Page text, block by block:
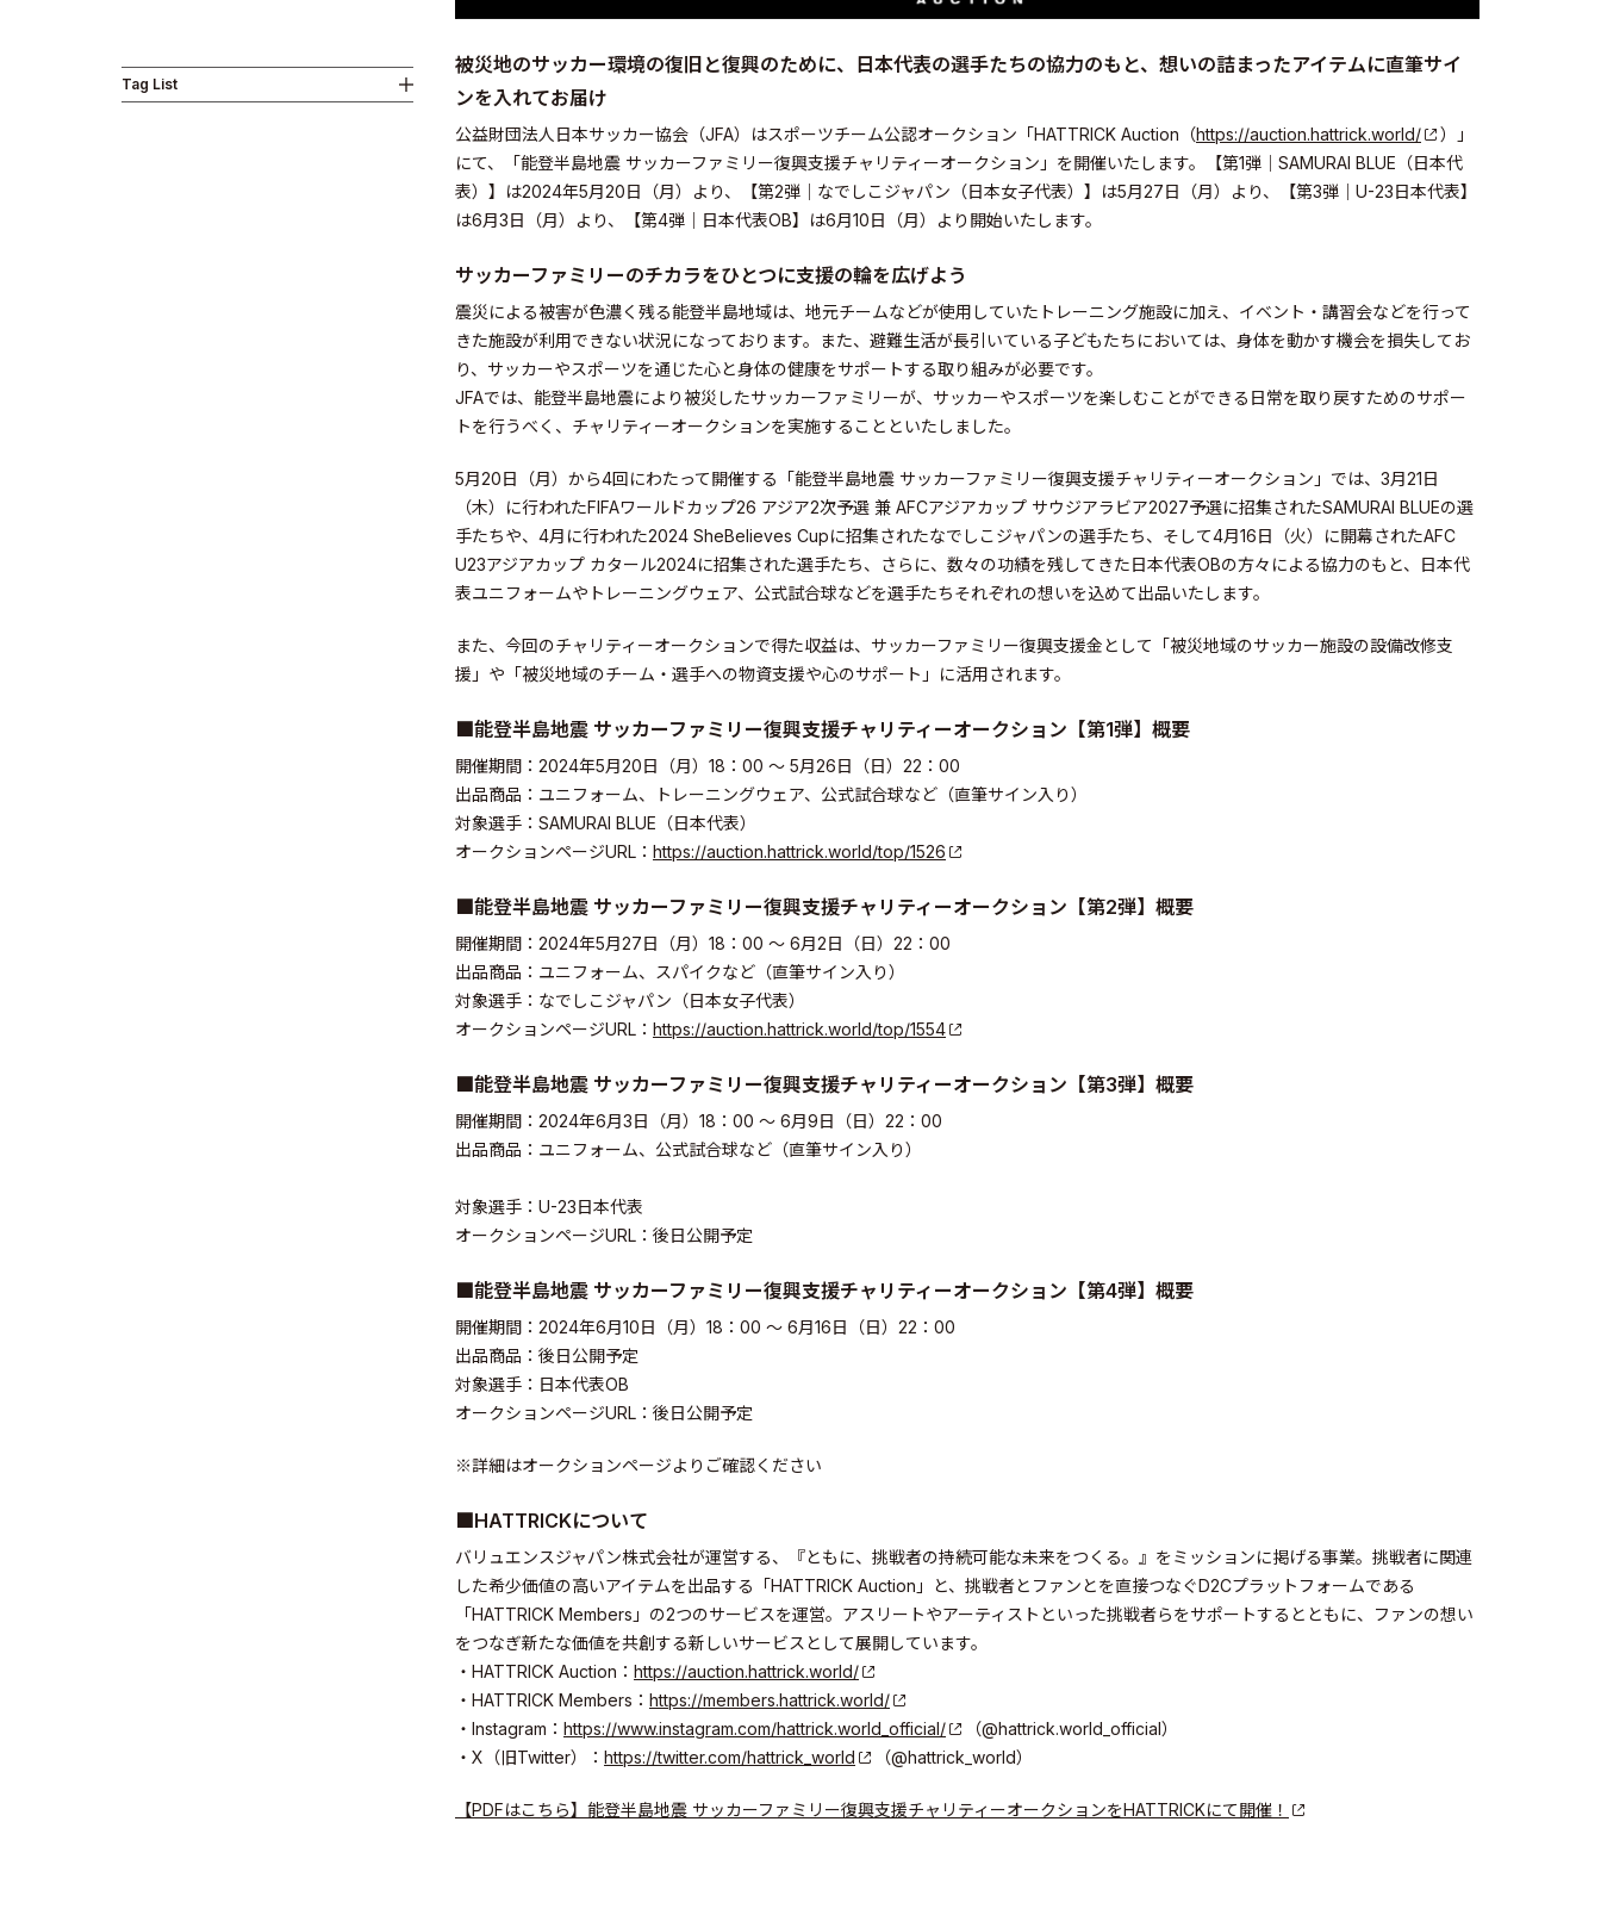
Business
Investor Relations
Sustainability
© Valuence Holdings Inc.
Tag List
被災地のサッカー環境の復旧と復興のために、日本代表の選手たちの協力のもと、想いの詰まったアイテムに直筆サイ
ンを入れてお届け
公益財団法人日本サッカー協会（JFA）はスポーツチーム公認オークション「HATTRICK Auction（https://auction.hattrick.world/
）」
にて、「能登半島地震 サッカーファミリー復興支援チャリティーオークション」を開催いたします。【第1弾｜SAMURAI BLUE（日本代
表）】は2024年5月20日（月）より、【第2弾｜なでしこジャパン（日本女子代表）】は5月27日（月）より、【第3弾｜U-23日本代表】
は6月3日（月）より、【第4弾｜日本代表OB】は6月10日（月）より開始いたします。
サッカーファミリーのチカラをひとつに支援の輪を広げよう
震災による被害が色濃く残る能登半島地域は、地元チームなどが使用していたトレーニング施設に加え、イベント・講習会などを行って
きた施設が利用できない状況になっております。また、避難生活が長引いている子どもたちにおいては、身体を動かす機会を損失してお
り、サッカーやスポーツを通じた心と身体の健康をサポートする取り組みが必要です。
JFAでは、能登半島地震により被災したサッカーファミリーが、サッカーやスポーツを楽しむことができる日常を取り戻すためのサポー
トを行うべく、チャリティーオークションを実施することといたしました。
5月20日（月）から4回にわたって開催する「能登半島地震 サッカーファミリー復興支援チャリティーオークション」では、3月21日
（木）に行われたFIFAワールドカップ26 アジア2次予選 兼 AFCアジアカップ サウジアラビア2027予選に招集されたSAMURAI BLUEの選
手たちや、4月に行われた2024 SheBelieves Cupに招集されたなでしこジャパンの選手たち、そして4月16日（火）に開幕されたAFC
U23アジアカップ カタール2024に招集された選手たち、さらに、数々の功績を残してきた日本代表OBの方々による協力のもと、日本代
表ユニフォームやトレーニングウェア、公式試合球などを選手たちそれぞれの想いを込めて出品いたします。
また、今回のチャリティーオークションで得た収益は、サッカーファミリー復興支援金として「被災地域のサッカー施設の設備改修支
援」や「被災地域のチーム・選手への物資支援や心のサポート」に活用されます。
■能登半島地震 サッカーファミリー復興支援チャリティーオークション【第1弾】概要
開催期間：2024年5月20日（月）18：00 〜 5月26日（日）22：00
出品商品：ユニフォーム、トレーニングウェア、公式試合球など（直筆サイン入り）
対象選手：SAMURAI BLUE（日本代表）
オークションページURL： https://auction.hattrick.world/top/1526
■能登半島地震 サッカーファミリー復興支援チャリティーオークション【第2弾】概要
開催期間：2024年5月27日（月）18：00 〜 6月2日（日）22：00
出品商品：ユニフォーム、スパイクなど（直筆サイン入り）
対象選手：なでしこジャパン（日本女子代表）
オークションページURL： https://auction.hattrick.world/top/1554
■能登半島地震 サッカーファミリー復興支援チャリティーオークション【第3弾】概要
開催期間：2024年6月3日（月）18：00 〜 6月9日（日）22：00
出品商品：ユニフォーム、公式試合球など（直筆サイン入り）
対象選手：U-23日本代表
オークションページURL：後日公開予定
■能登半島地震 サッカーファミリー復興支援チャリティーオークション【第4弾】概要
開催期間：2024年6月10日（月）18：00 〜 6月16日（日）22：00
出品商品：後日公開予定
対象選手：日本代表OB
オークションページURL：後日公開予定
※詳細はオークションページよりご確認ください
■HATTRICKについて
バリュエンスジャパン株式会社が運営する、『ともに、挑戦者の持続可能な未来をつくる。』をミッションに掲げる事業。挑戦者に関連
した希少価値の高いアイテムを出品する「HATTRICK Auction」と、挑戦者とファンとを直接つなぐD2Cプラットフォームである
「HATTRICK Members」の2つのサービスを運営。アスリートやアーティストといった挑戦者らをサポートするとともに、ファンの想い
をつなぎ新たな価値を共創する新しいサービスとして展開しています。
・HATTRICK Auction： https://auction.hattrick.world/
・HATTRICK Members： https://members.hattrick.world/
・Instagram： https://www.instagram.com/hattrick.world_official/
（@hattrick.world_official）
・X（旧Twitter）： https://twitter.com/hattrick_world （@hattrick_world）
【PDFはこちら】能登半島地震 サッカーファミリー復興支援チャリティーオークションをHATTRICKにて開催！